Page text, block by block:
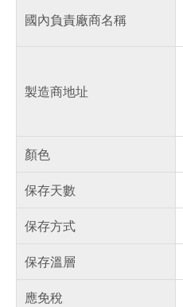
國內負責廠商名稱
製造商地址
顏色
保存天數
保存方式
保存溫層
應免稅